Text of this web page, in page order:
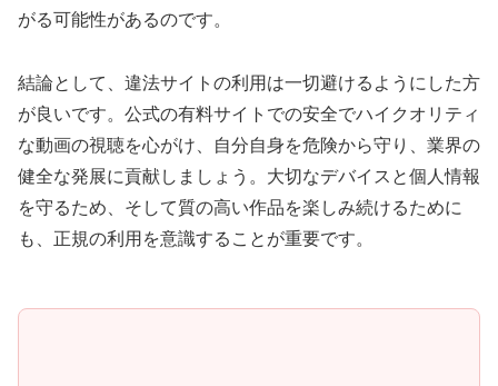
がる可能性があるのです。
結論として、違法サイトの利用は一切避けるようにした方
が良いです。公式の有料サイトでの安全でハイクオリティ
な動画の視聴を心がけ、自分自身を危険から守り、業界の
健全な発展に貢献しましょう。大切なデバイスと個人情報
を守るため、そして質の高い作品を楽しみ続けるために
も、正規の利用を意識することが重要です。